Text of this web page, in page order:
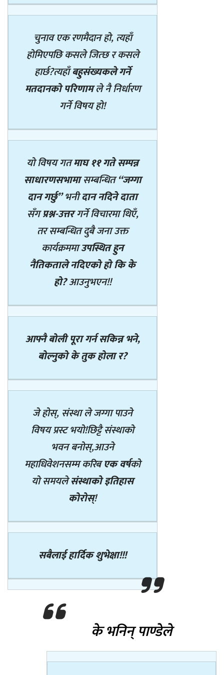
चुनाव एक रणमैदान हो, त्यहाँ
होमिएपछि कसले जित्छ र कसले
हार्छ?त्यहाँबहुसंख्यकले गर्ने
मतदानको परिणामले नै निर्धारण
गर्ने विषय हो!
यो विषय गतमाघ ११ गते सम्पन्न
साधारणसभामासम्बन्धित“जग्गा
दान गर्छु”भनीदान नदिने दाता
सँगप्रश्न-उत्तरगर्ने विचारमा थिएँ,
तर सम्बन्धित दुबै जना उक्त
कार्यक्रममाउपस्थित हुन
नैतिकताले नदिएको हो कि के
हो?आउनुभएन!!
आफ्नै बोली पूरा गर्न सकिन्न भने,
बोल्नुको के तुक होला र?
जे होस्, संस्था ले जग्गा पाउने
विषय प्रस्ट भयो!छिट्टै संस्थाको
भवन बनोस्,आउने
महाधिवेशनसम्म करिबएक वर्षको
यो समयलेसंस्थाको इतिहास
कोरोस्!
सबैलाई हार्दिक शुभेक्षा!!!
के भनिन् पाण्डेले